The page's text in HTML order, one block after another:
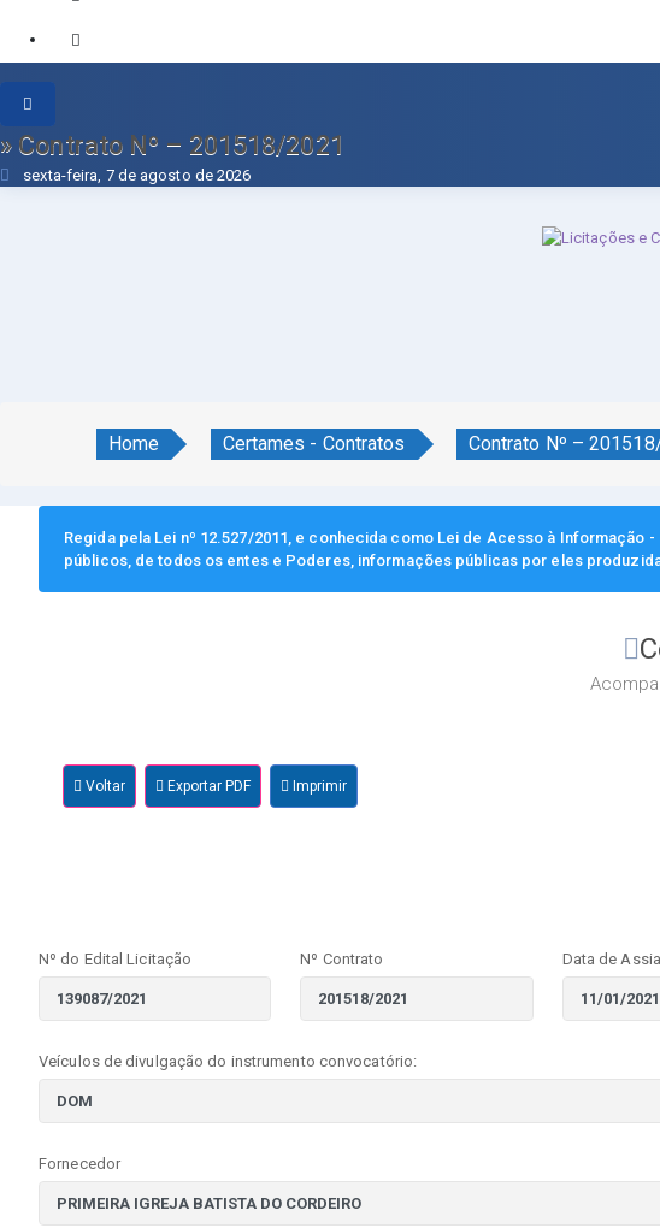
» Contrato Nº – 201518/2021
sexta-feira, 7 de agosto de 2026
Home Certames - Contratos Contrato Nº –
Regida pela Lei nº 12.527/2011, e conhecida como Lei de Acesso à
públicos, de todos os entes e Poderes, informações públicas por eles
Voltar Exportar PDF Imprimir
Nº do Edital Licitação Nº Contrato Data de
Veículos de divulgação do instrumento convocatório:
Fornecedor